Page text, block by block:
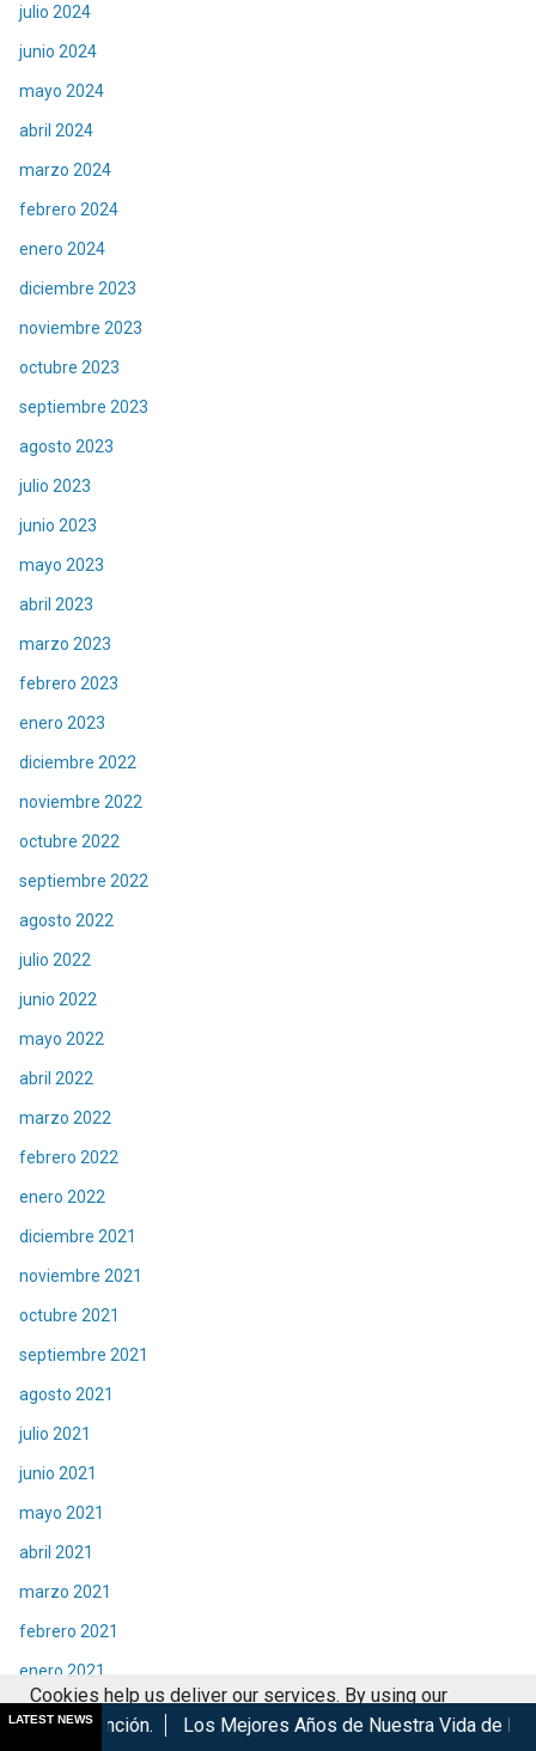
julio 2024
junio 2024
mayo 2024
abril 2024
marzo 2024
febrero 2024
enero 2024
diciembre 2023
noviembre 2023
octubre 2023
septiembre 2023
agosto 2023
julio 2023
junio 2023
mayo 2023
abril 2023
marzo 2023
febrero 2023
enero 2023
diciembre 2022
noviembre 2022
octubre 2022
septiembre 2022
agosto 2022
julio 2022
junio 2022
mayo 2022
abril 2022
marzo 2022
febrero 2022
enero 2022
diciembre 2021
noviembre 2021
octubre 2021
septiembre 2021
agosto 2021
julio 2021
junio 2021
mayo 2021
abril 2021
marzo 2021
febrero 2021
enero 2021
LATEST NEWS
Los Mejores Años de Nuestra Vida de Hombres G en cines
Cookies help us deliver our services. By using our
services, you agree to our use of cookies.
Got it